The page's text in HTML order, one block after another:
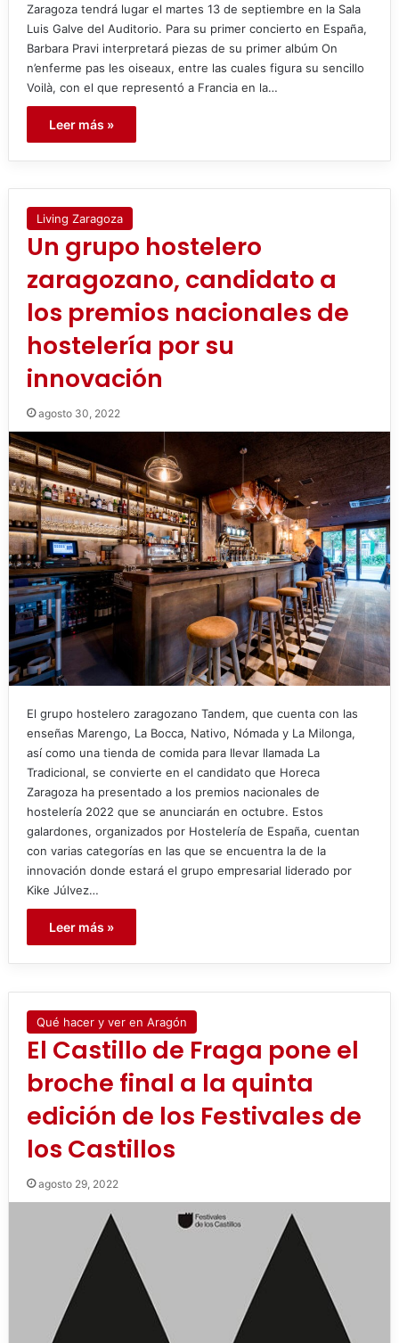
Zaragoza tendrá lugar el martes 13 de septiembre en la Sala
Luis Galve del Auditorio. Para su primer concierto en España,
Barbara Pravi interpretará piezas de su primer albúm On
n’enferme pas les oiseaux, entre las cuales figura su sencillo
Voilà, con el que representó a Francia en la…
Leer más »
Living Zaragoza
Un grupo hostelero
zaragozano, candidato a
los premios nacionales de
hostelería por su
innovación
agosto 30, 2022
El grupo hostelero zaragozano Tandem, que cuenta con las
enseñas Marengo, La Bocca, Nativo, Nómada y La Milonga,
así como una tienda de comida para llevar llamada La
Tradicional, se convierte en el candidato que Horeca
Zaragoza ha presentado a los premios nacionales de
hostelería 2022 que se anunciarán en octubre. Estos
galardones, organizados por Hostelería de España, cuentan
con varias categorías en las que se encuentra la de la
innovación donde estará el grupo empresarial liderado por
Kike Júlvez…
Leer más »
Qué hacer y ver en Aragón
El Castillo de Fraga pone el
broche final a la quinta
edición de los Festivales de
los Castillos
agosto 29, 2022